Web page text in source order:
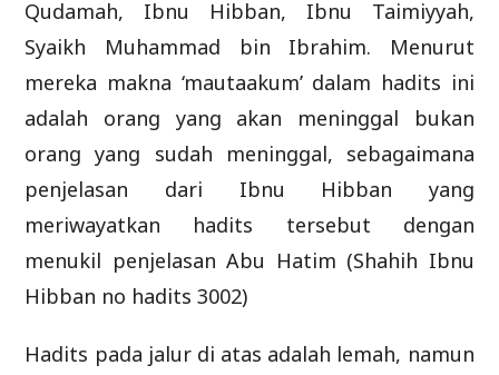
Qudamah, Ibnu Hibban, Ibnu Taimiyyah,
Syaikh Muhammad bin Ibrahim. Menurut
mereka makna ‘mautaakum’ dalam hadits ini
adalah orang yang akan meninggal bukan
orang yang sudah meninggal, sebagaimana
penjelasan dari Ibnu Hibban yang
meriwayatkan hadits tersebut dengan
menukil penjelasan Abu Hatim (Shahih Ibnu
Hibban no hadits 3002)
Hadits pada jalur di atas adalah lemah, namun